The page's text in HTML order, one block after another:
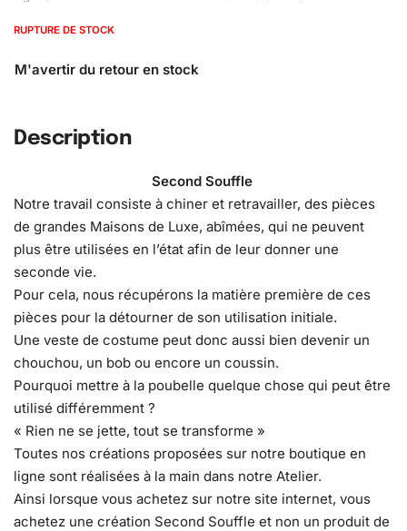
RUPTURE DE STOCK
Description
Second Souffle
Notre travail consiste à chiner et retravailler, des pièces
de grandes Maisons de Luxe, abîmées, qui ne peuvent
plus être utilisées en l’état afin de leur donner une
seconde vie.
Pour cela, nous récupérons la matière première de ces
pièces pour la détourner de son utilisation initiale.
Une veste de costume peut donc aussi bien devenir un
chouchou, un bob ou encore un coussin.
Pourquoi mettre à la poubelle quelque chose qui peut être
utilisé différemment ?
« Rien ne se jette, tout se transforme »
Toutes nos créations proposées sur notre boutique en
ligne sont réalisées à la main dans notre Atelier.
Ainsi lorsque vous achetez sur notre site internet, vous
achetez une création Second Souffle et non un produit de